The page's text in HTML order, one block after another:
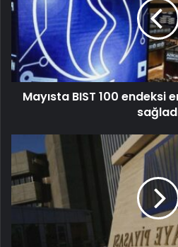
Mayısta BIST 100 endeksi